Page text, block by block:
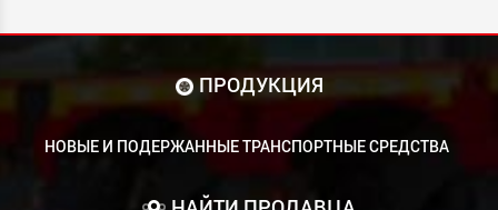
ПРОДУКЦИЯ
НОВЫЕ И ПОДЕРЖАННЫЕ ТРАНСПОРТНЫЕ СРЕДСТВА